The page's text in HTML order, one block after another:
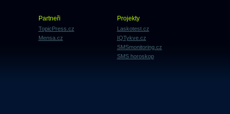
Partneři
TopicPress.cz
Mensa.cz
Projekty
Laskotest.cz
IQTykve.cz
SMSmonitoring.cz
SMS horoskop